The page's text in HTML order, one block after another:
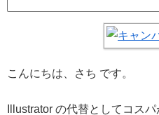
こんにちは、さち です。
Illustrator の代替としてコス